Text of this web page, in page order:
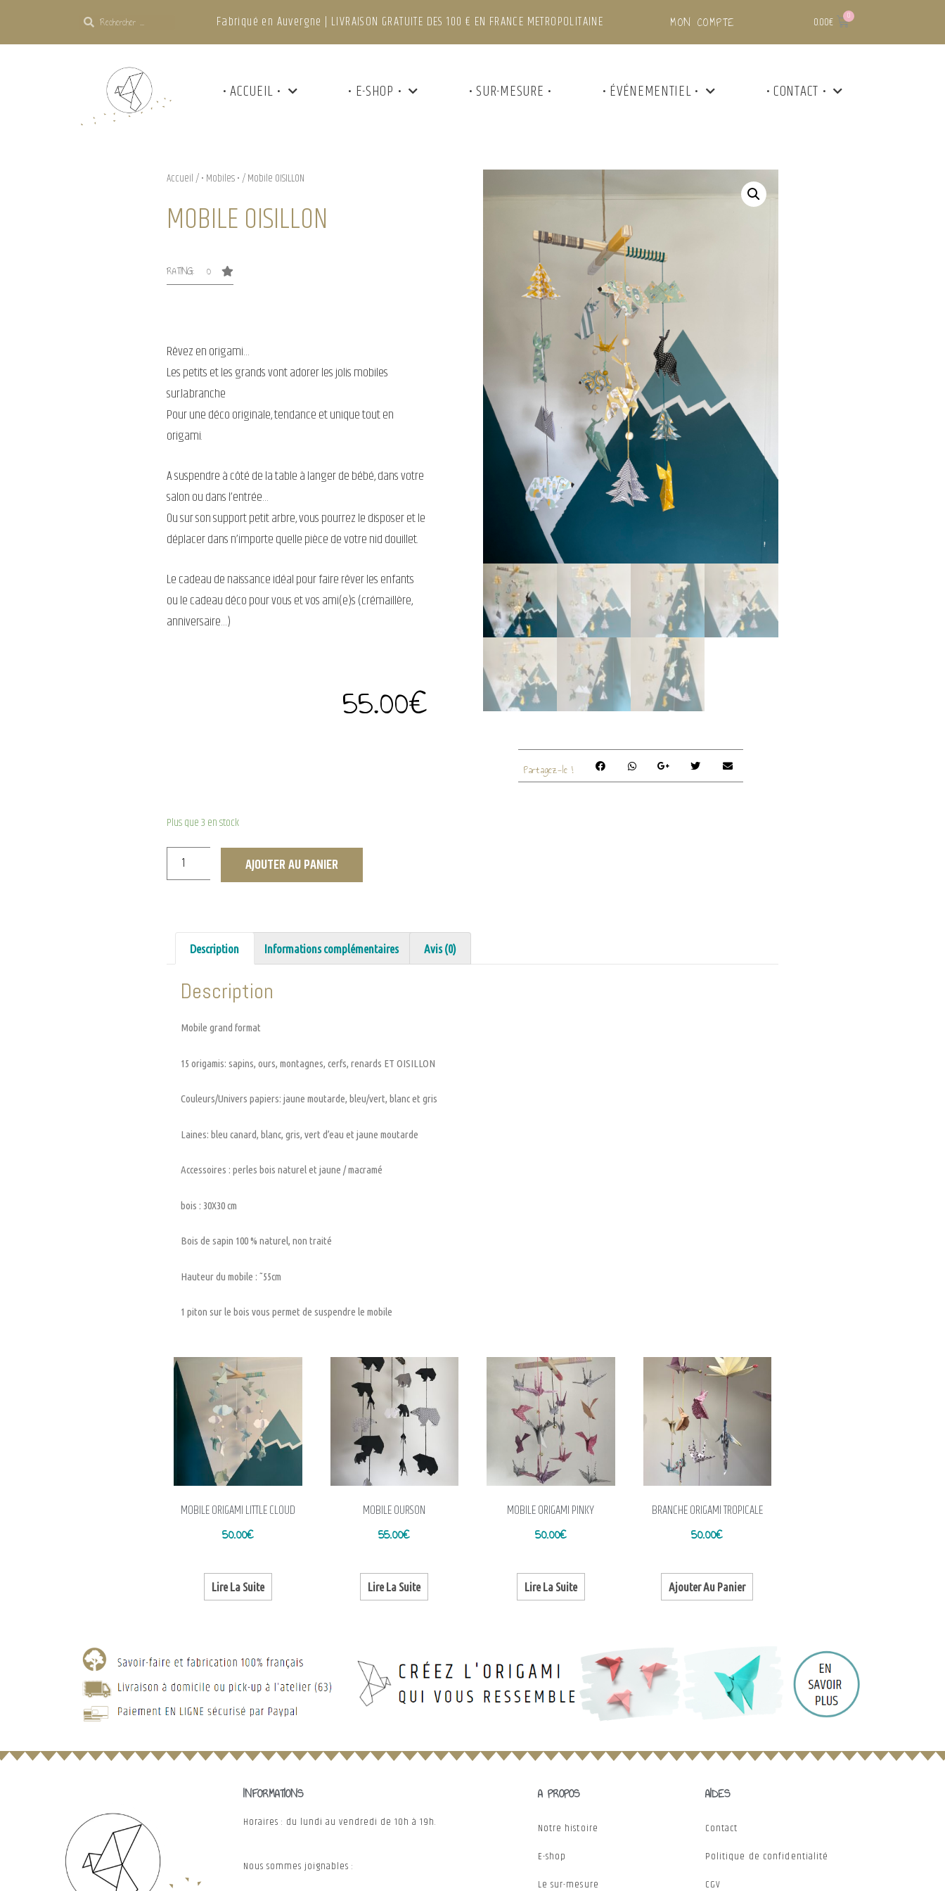
Fabriqué en Auvergne | LIVRAISON GRATUITE DES 100 € EN FRANCE METROPOLITAINE MON COMPTE 0.00€
• ACCUEIL • • E-SHOP • • SUR-MESURE • • ÉVÉNEMENTIEL • • CONTACT •
Accueil/• Mobiles •/ Mobile OISILLON
MOBILE OISILLON
RATING: 0
Rêvez en origami…
Les petits et les grands vont adorer les jolis mobiles
sur.la.branche
Pour une déco originale, tendance et unique tout en
origami.
A suspendre à côté de la table à langer de bébé, dans votre
salon ou dans l’entrée…
Ou sur son support petit arbre, vous pourrez le disposer et le
déplacer dans n’importe quelle pièce de votre nid douillet.
Le cadeau de naissance idéal pour faire rêver les enfants
ou le cadeau déco pour vous et vos ami(e)s (crémaillère,
anniversaire…)
55.00€
Plus que 3 en stock
AJOUTER AU PANIER
Partagez-le !
Description Informations complémentaires Avis (0)
Description
Mobile grand format
15 origamis: sapins, ours, montagnes, cerfs, renards ET OISILLON
Couleurs/Univers papiers: jaune moutarde, bleu/vert, blanc et gris
Laines: bleu canard, blanc, gris, vert d’eau et jaune moutarde
Accessoires : perles bois naturel et jaune / macramé
bois : 30X30 cm
Bois de sapin 100 % naturel, non traité
Hauteur du mobile : ˜55cm
1 piton sur le bois vous permet de suspendre le mobile
MOBILE ORIGAMI LITTLE CLOUD
50.00€
Lire La Suite
MOBILE OURSON
55.00€
Lire La Suite
MOBILE ORIGAMI PINKY
50.00€
Lire La Suite
BRANCHE ORIGAMI TROPICALE
50.00€
Ajouter Au Panier
INFORMATIONS
Horaires : du lundi au vendredi de 10h à 19h.
Nous sommes joignables :
A PROPOS
Notre histoire
E-shop
Le sur-mesure
AIDES
Contact
Politique de confidentialité
CGV